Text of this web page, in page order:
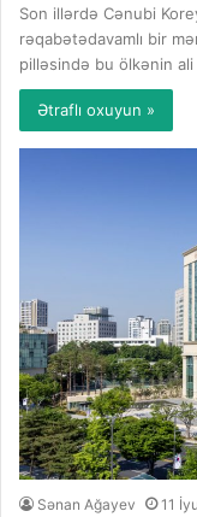
Son illərdə Cənubi
rəqabətədavamlı bir
pilləsində bu ölkənin
Ətraflı oxuyun »
Sənan Ağayev 11